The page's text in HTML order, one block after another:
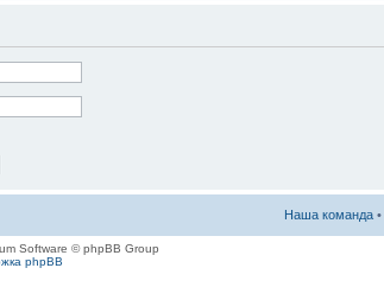
Наша команда •
Software © phpBB Group
phpBB